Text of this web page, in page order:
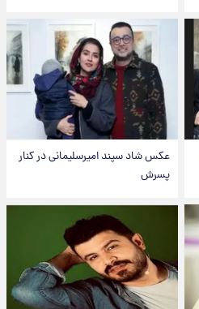
عکس شاد سپند امیرسلیمانی در کنار
پسرش